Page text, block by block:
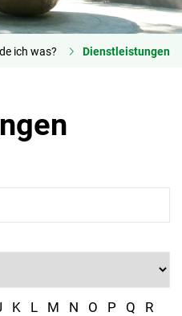
ich was? Dienstleistungen
K L M N O P Q
R